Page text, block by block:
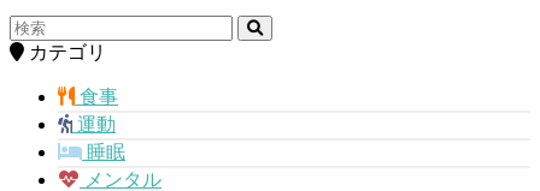
カテゴリ
食事
運動
睡眠
メンタル